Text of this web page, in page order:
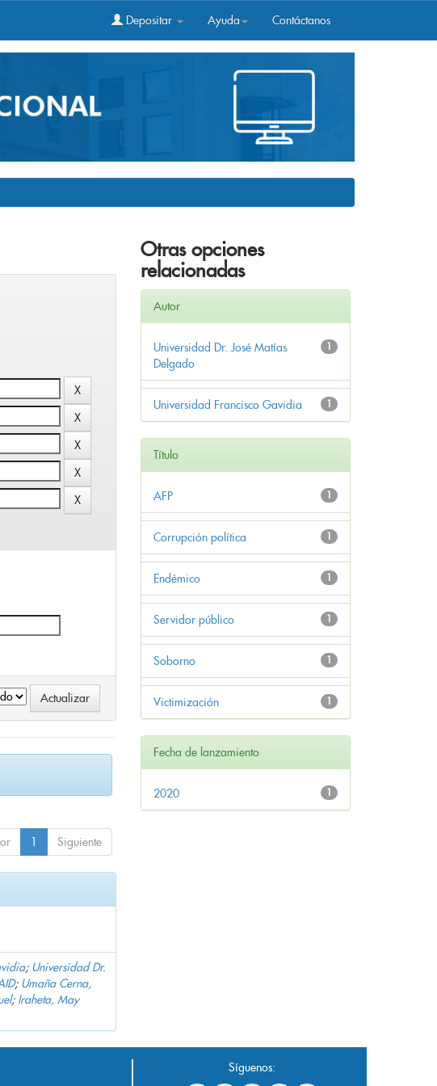
Depositar Ayuda Contáctanos
1 Siguiente
; Universidad Dr.
; Umaña Cerna,
; Iraheta, May
Otras opciones
relacionadas
Autor
1
Universidad Dr. José Matías
Delgado
1
Universidad Francisco Gavidia
Título
1
AFP
1
Corrupción política
1
Endémico
1
Servidor público
1
Soborno
1
Victimización
Fecha de lanzamiento
1
2020
Síguenos: